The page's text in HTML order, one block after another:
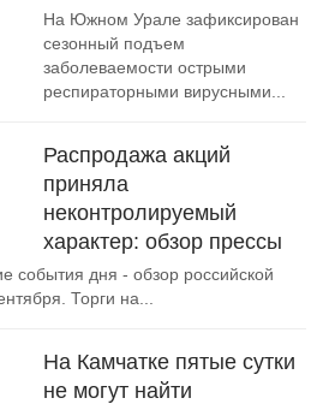
На Южном Урале зафиксирован
сезонный подъем
заболеваемости острыми
респираторными вирусными...
Распродажа акций
приняла
неконтролируемый
характер: обзор прессы
события дня - обзор российской
Торги на...
На Камчатке пятые сутки
не могут найти